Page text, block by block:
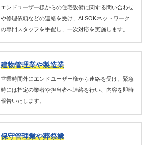
エンドユーザー様からの住宅設備に関する問い合わせ
や修理依頼などの連絡を受け、ALSOKネットワーク
の専門スタッフを手配し、一次対応を実施します。
建物管理業や製造業
営業時間外にエンドユーザー様から連絡を受け、緊急
時には指定の業者や担当者へ連絡を行い、内容を即時
報告いたします。
保守管理業や葬祭業